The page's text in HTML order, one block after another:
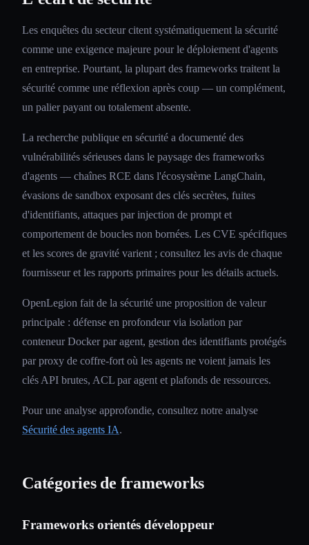
Les enquêtes du secteur citent systématiquement la sécurité
comme une exigence majeure pour le déploiement d'agents
en entreprise. Pourtant, la plupart des frameworks traitent la
sécurité comme une réflexion après coup — un complément,
un palier payant ou totalement absente.
La recherche publique en sécurité a documenté des
vulnérabilités sérieuses dans le paysage des frameworks
d'agents — chaînes RCE dans l'écosystème LangChain,
évasions de sandbox exposant des clés secrètes, fuites
d'identifiants, attaques par injection de prompt et
comportement de boucles non bornées. Les CVE spécifiques
et les scores de gravité varient ; consultez les avis de chaque
fournisseur et les rapports primaires pour les détails actuels.
OpenLegion fait de la sécurité une proposition de valeur
principale : défense en profondeur via isolation par
conteneur Docker par agent, gestion des identifiants protégés
par proxy de coffre-fort où les agents ne voient jamais les
clés API brutes, ACL par agent et plafonds de ressources.
Pour une analyse approfondie, consultez notre analyse
Sécurité des agents IA.
Catégories de frameworks
Frameworks orientés développeur